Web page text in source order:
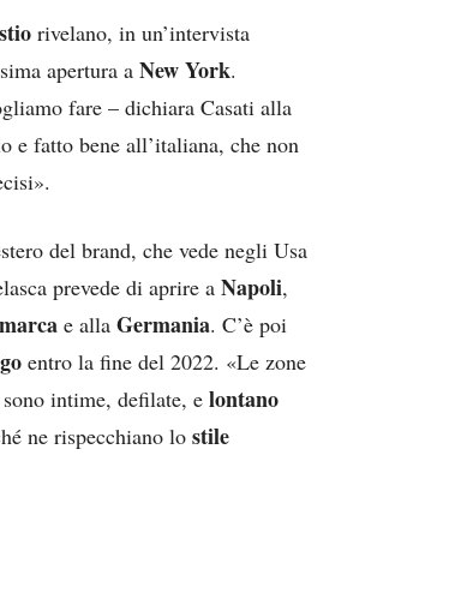
rivelano, in un’intervista
apertura a New York.
fare – dichiara Casati alla
e fatto bene all’italiana, che non
del brand, che vede negli Usa
prevede di aprire a Napoli,
e alla Germania. C’è poi
entro la fine del 2022. «Le zone
intime, defilate, e lontano
ne rispecchiano lo stile